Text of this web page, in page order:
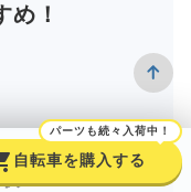
め！
パーツも続々入荷中！
自転車を購入する